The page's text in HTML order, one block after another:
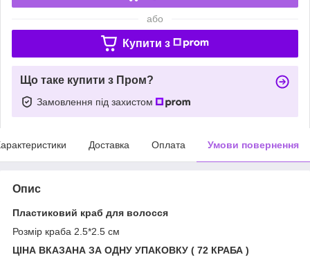
або
Купити з
Що таке купити з Пром?
Замовлення під захистом
Доставка Оплата Умови повернення
Опис
Пластиковий краб для волосся
Розмір краба 2.5*2.5 см
ЦІНА ВКАЗАНА ЗА ОДНУ УПАКОВКУ ( 72 КРАБА )